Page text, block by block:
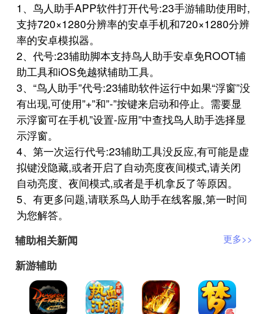
1、鸟人助手APP软件打开代号:23手游辅助使用时,
支持720×1280分辨率的安卓手机和720×1280分辨
率的安卓模拟器。
2、代号:23辅助脚本支持鸟人助手安卓免ROOT辅
助工具和iOS免越狱辅助工具。
3、“鸟人助手”代号:23辅助软件运行中如果“浮窗”没
有出现,可使用”+”和”-”按键来启动和停止。需要显
示浮窗可在手机”设置-应用”中查找鸟人助手选择显
示浮窗。
4、第一次运行代号:23辅助工具没反应,有可能是虚
拟键没隐藏,或者开启了自动亮度夜间模式,请关闭
自动亮度、夜间模式,或者是手机拿反了等原因。
5、有更多问题,请联系鸟人助手在线客服,第一时间
为您解答。
辅助相关新闻
更多>>
新游辅助